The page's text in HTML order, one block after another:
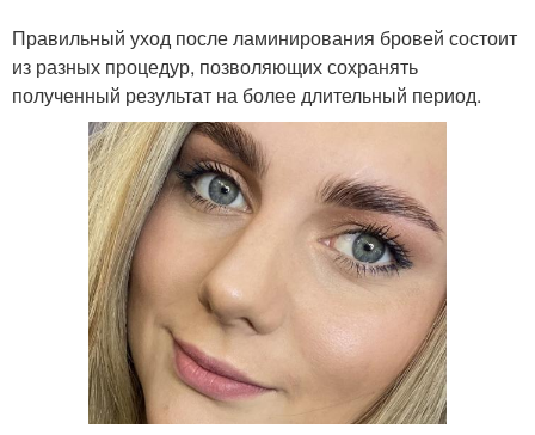
Правильный уход после ламинирования бровей состоит
из разных процедур, позволяющих сохранять
полученный результат на более длительный период.